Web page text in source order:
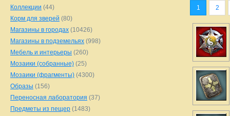
1 2
Коллекции (44)
Корм для зверей (80)
Магазины в городах (10426)
Магазины в подземельях (998)
Мебель и интерьеры (260)
Мозаики (собранные) (25)
Мозаики (фрагменты) (4300)
Образы (156)
Переносная лаборатория (37)
Предметы из пещер (1483)